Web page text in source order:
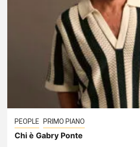
PEOPLE PRIMO PIANO
Chi è Gabry Ponte